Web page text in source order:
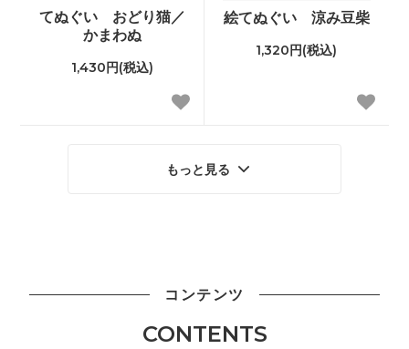
てぬぐい おどり猫／
かまわぬ
1,430円(税込)
絵てぬぐい 涼み豆柴
1,320円(税込)
もっと見る
コンテンツ
CONTENTS